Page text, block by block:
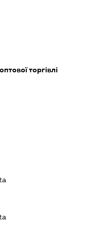
торгівлі